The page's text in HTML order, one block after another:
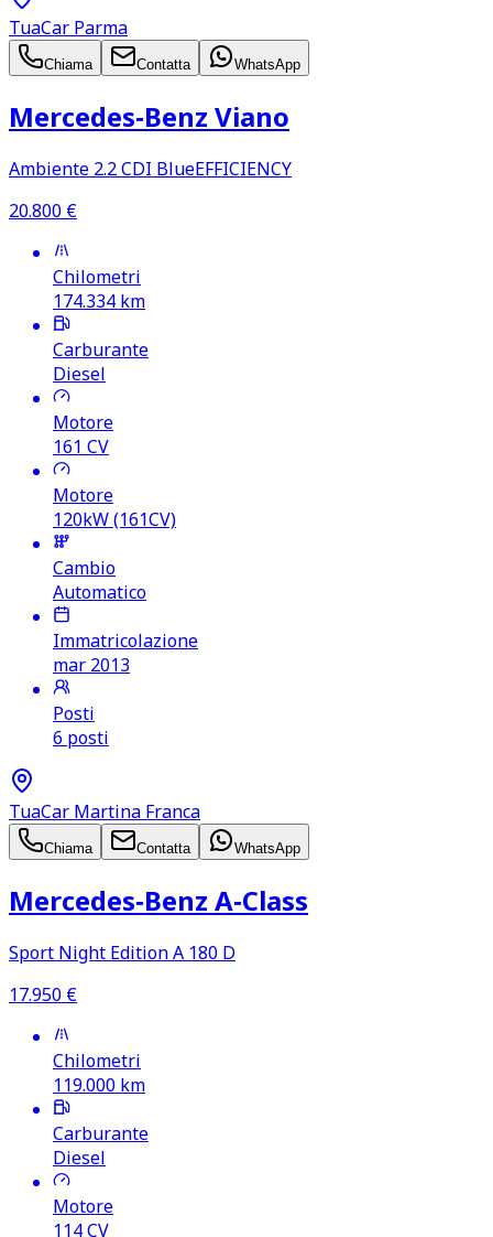
TuaCar Parma
Chiama Contatta WhatsApp
Mercedes‑Benz Viano
Ambiente 2.2 CDI BlueEFFICIENCY
20.800 €
Chilometri
174.334 km
Carburante
Diesel
Motore
161 CV
Motore
120kW (161CV)
Cambio
Automatico
Immatricolazione
mar 2013
Posti
6 posti
TuaCar Martina Franca
Chiama Contatta WhatsApp
Mercedes‑Benz A‑Class
Sport Night Edition A 180 D
17.950 €
Chilometri
119.000 km
Carburante
Diesel
Motore
114CV